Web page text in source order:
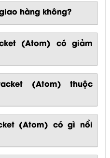
hàng không?
(Atom) có giảm
(Atom) thuộc
(Atom) có gì nổi